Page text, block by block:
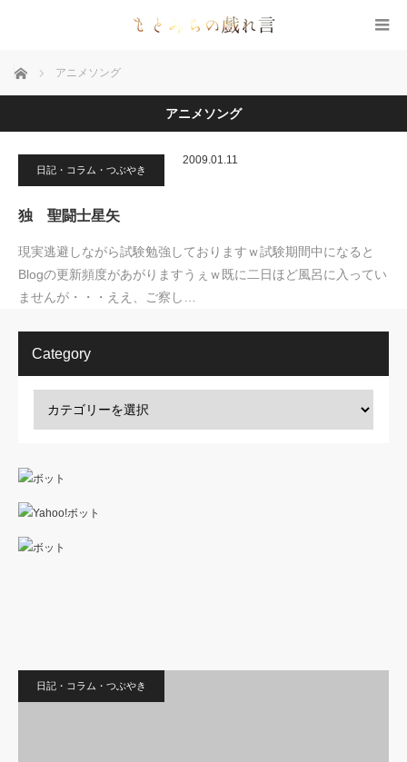
ホーム アニメソング
アニメソング
日記・コラム・つぶやき
2009.01.11
独 聖闘士星矢
現実逃避しながら試験勉強しておりますｗ試験期間中になると
Blogの更新頻度があがりますうぇｗ既に二日ほど風呂に入ってい
ませんが・・・ええ、ご察し…
Category
日記・コラム・つぶやき